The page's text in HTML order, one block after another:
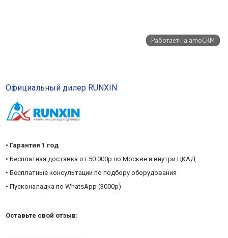
Официальный дилер RUNXIN
• Гарантия 1 год
• Бесплатная доставка от 50 000р по Москве и внутри ЦКАД
• Бесплатные консультации по подбору оборудования
• Пусконаладка по WhatsApp (3000р)
Оставьте свой отзыв: